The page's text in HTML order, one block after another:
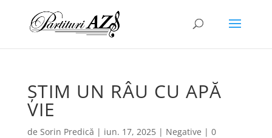
ȘTIM UN RÂU CU APĂ
VIE
de Sorin Predică | iun. 17, 2025| Negative | 0